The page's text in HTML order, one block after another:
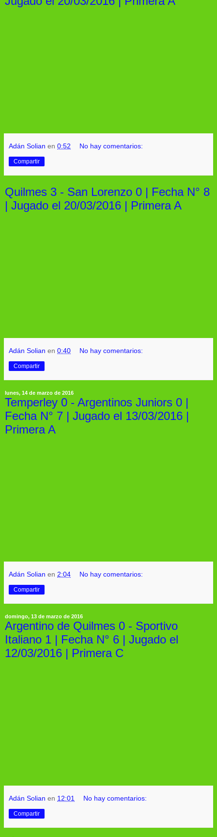
Adán Solian en 0:52 No hay comentarios:
Compartir
Quilmes 3 - San Lorenzo 0 | Fecha N° 8
| Jugado el 20/03/2016 | Primera A
Adán Solian en 0:40 No hay comentarios:
Compartir
lunes, 14 de marzo de 2016
Temperley 0 - Argentinos Juniors 0 |
Fecha N° 7 | Jugado el 13/03/2016 |
Primera A
Adán Solian en 2:04 No hay comentarios:
Compartir
domingo, 13 de marzo de 2016
Argentino de Quilmes 0 - Sportivo
Italiano 1 | Fecha N° 6 | Jugado el
12/03/2016 | Primera C
Adán Solian en 12:01 No hay comentarios:
Compartir